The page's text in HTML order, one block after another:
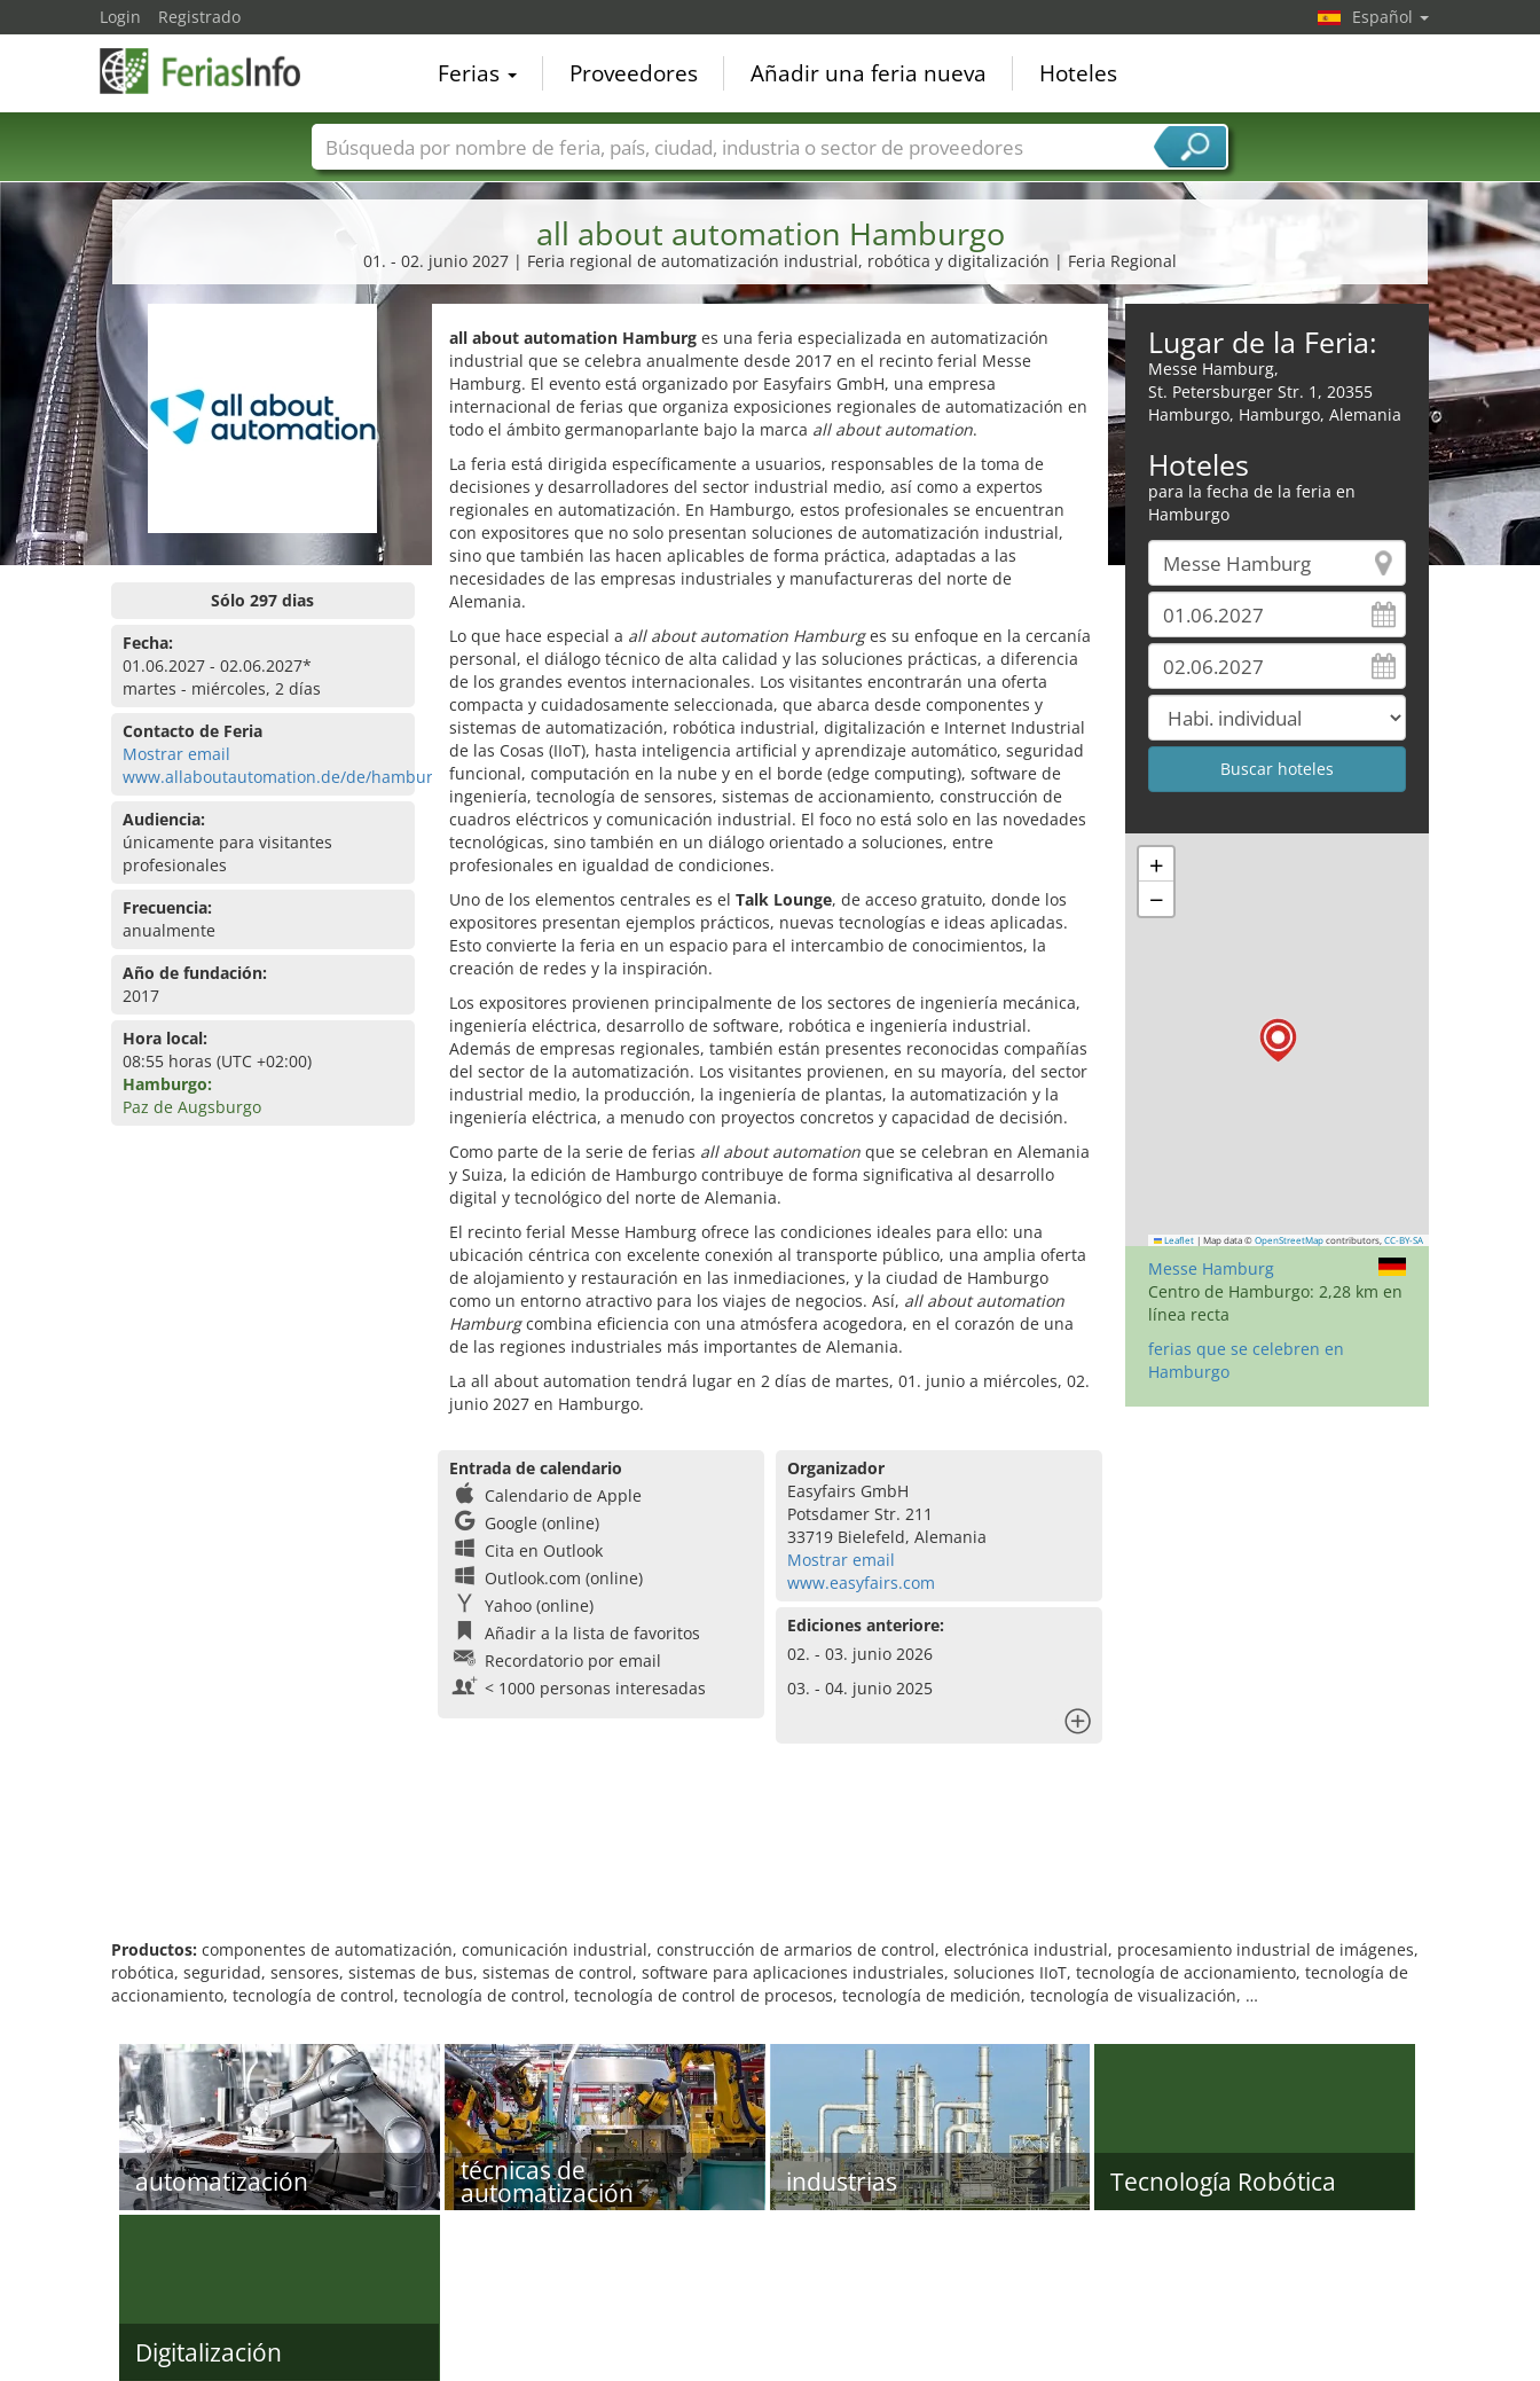
all about automation Hamburgo
01. - 02. junio 2027 | Feria regional de automatización industrial, robótica y digitalización | Feria Regional
Sólo 297 dias
Fecha:
01.06.2027 - 02.06.2027*
martes - miércoles, 2 días
Contacto de Feria
Mostrar email
www.allaboutautomation.de/de/hamburg
Audiencia:
únicamente para visitantes
profesionales
Frecuencia:
anualmente
Año de fundación:
2017
Hora local:
08:55 horas (UTC +02:00)
Hamburgo:
Paz de Augsburgo
all about automation Hamburges una feria especializada en automatización
industrial que se celebra anualmente desde 2017 en el recinto ferial Messe
Hamburg. El evento está organizado por Easyfairs GmbH, una empresa
internacional de ferias que organiza exposiciones regionales de automatización en
todo el ámbito germanoparlante bajo la marca all about automation.
La feria está dirigida específicamente a usuarios, responsables de la toma de
decisiones y desarrolladores del sector industrial medio, así como a expertos
regionales en automatización. En Hamburgo, estos profesionales se encuentran
con expositores que no solo presentan soluciones de automatización industrial,
sino que también las hacen aplicables de forma práctica, adaptadas a las
necesidades de las empresas industriales y manufactureras del norte de
Alemania.
Lo que hace especial a all about automation Hamburges su enfoque en la cercanía
personal, el diálogo técnico de alta calidad y las soluciones prácticas, a diferencia
de los grandes eventos internacionales. Los visitantes encontrarán una oferta
compacta y cuidadosamente seleccionada, que abarca desde componentes y
sistemas de automatización, robótica industrial, digitalización e Internet Industrial
de las Cosas (IIoT), hasta inteligencia artificial y aprendizaje automático, seguridad
funcional, computación en la nube y en el borde (edge computing), software de
ingeniería, tecnología de sensores, sistemas de accionamiento, construcción de
cuadros eléctricos y comunicación industrial. El foco no está solo en las novedades
tecnológicas, sino también en un diálogo orientado a soluciones, entre
profesionales en igualdad de condiciones.
Uno de los elementos centrales es el Talk Lounge, de acceso gratuito, donde los
expositores presentan ejemplos prácticos, nuevas tecnologías e ideas aplicadas.
Esto convierte la feria en un espacio para el intercambio de conocimientos, la
creación de redes y la inspiración.
Los expositores provienen principalmente de los sectores de ingeniería mecánica,
ingeniería eléctrica, desarrollo de software, robótica e ingeniería industrial.
Además de empresas regionales, también están presentes reconocidas compañías
del sector de la automatización. Los visitantes provienen, en su mayoría, del sector
industrial medio, la producción, la ingeniería de plantas, la automatización y la
ingeniería eléctrica, a menudo con proyectos concretos y capacidad de decisión.
Como parte de la serie de ferias all about automationque se celebran en Alemania
y Suiza, la edición de Hamburgo contribuye de forma significativa al desarrollo
digital y tecnológico del norte de Alemania.
El recinto ferial Messe Hamburg ofrece las condiciones ideales para ello: una
ubicación céntrica con excelente conexión al transporte público, una amplia oferta
de alojamiento y restauración en las inmediaciones, y la ciudad de Hamburgo
como un entorno atractivo para los viajes de negocios. Así, all about automation
Hamburgcombina eficiencia con una atmósfera acogedora, en el corazón de una
de las regiones industriales más importantes de Alemania.
La all about automation tendrá lugar en 2 días de martes, 01. junio a miércoles, 02.
junio 2027 en Hamburgo.
Entrada de calendario
Calendario de Apple
Google (online)
Cita en Outlook
Outlook.com (online)
Yahoo (online)
Añadir a la lista de favoritos
Recordatorio por email
< 1000 personas interesadas
Organizador
Easyfairs GmbH
Potsdamer Str. 211
33719 Bielefeld, Alemania
Mostrar email
www.easyfairs.com
Ediciones anteriore:
02. - 03. junio 2026
03. - 04. junio 2025
Lugar de la Feria:
Messe Hamburg,
St. Petersburger Str. 1, 20355
Hamburgo, Hamburgo, Alemania
Hoteles
para la fecha de la feria en
Hamburgo
+
−
Leaflet | Map data © OpenStreetMap contributors, CC-BY-SA
Messe Hamburg
Centro de Hamburgo: 2,28 km en
línea recta
ferias que se celebren en
Hamburgo
Productos: componentes de automatización, comunicación industrial, construcción de armarios de control, electrónica industrial, procesamiento industrial de imágenes,
robótica, seguridad, sensores, sistemas de bus, sistemas de control, software para aplicaciones industriales, soluciones IIoT, tecnología de accionamiento, tecnología de
accionamiento, tecnología de control, tecnología de control, tecnología de control de procesos, tecnología de medición, tecnología de visualización, …
automatización técnicas de
automatización industrias Tecnología Robótica
Digitalización
Login Registrado Español
Ferias Proveedores Añadir una feria nueva Hoteles
Nombres de ferias Países Ciudades Sectores de ferias Sectores de proveedor de servicios